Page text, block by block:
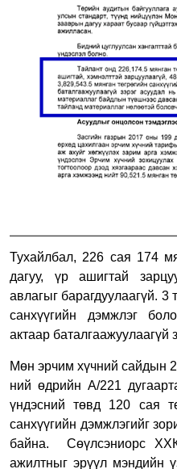
Тухайлбал, 226 сая 174
дагуу, үр ашигтай
авлагыг барагдуулаагүй. 3
санхүүгийн дэмжлэг
актаар баталгаажуулаагүй
Мөн эрчим хүчний сайдын
ний өдрийн А/221
үндэсний төвд 120 сая
санхүүгийн дэмжлэгийг
байна. Сөүлсэниорс
ажилтныг эрүүл мэндийн